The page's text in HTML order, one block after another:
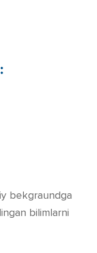
bekgraundga
bilimlarni